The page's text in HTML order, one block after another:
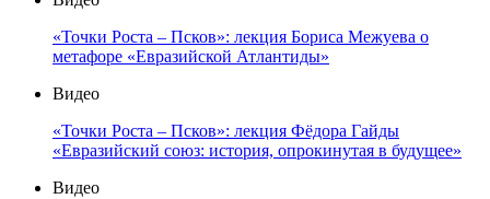
«Точки Роста – Псков»: лекция Бориса Межуева о
метафоре «Евразийской Атлантиды»
Видео
«Точки Роста – Псков»: лекция Фёдора Гайды
«Евразийский союз: история, опрокинутая в будущее»
Видео